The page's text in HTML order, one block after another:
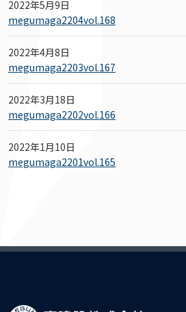
2022年5月9日
megumaga2204vol.168
2022年4月8日
megumaga2203vol.167
2022年3月18日
megumaga2202vol.166
2022年1月10日
megumaga2201vol.165